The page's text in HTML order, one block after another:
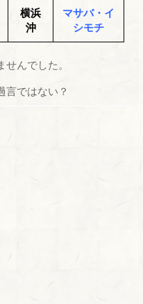
横浜
沖
マサバ・イ
シモチ
んでした。
言ではない？